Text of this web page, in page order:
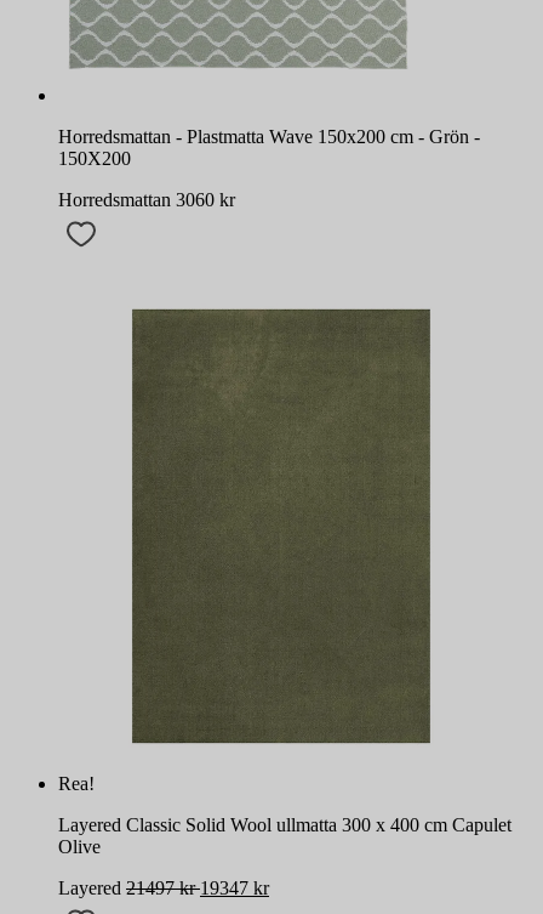
Horredsmattan - Plastmatta Wave 150x200 cm - Grön -
150X200
Horredsmattan 3060 kr
Rea!
Layered Classic Solid Wool ullmatta 300 x 400 cm Capulet
Olive
Layered 21497kr 19347 kr